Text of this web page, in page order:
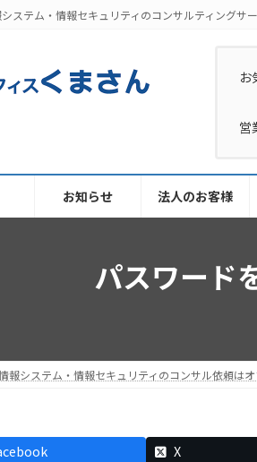
ステム・情報セキュリティのコンサルティングサ
お
営
お知らせ 法人のお客様
パスワード
報システム・情報セキュリティのコンサル依頼は
X